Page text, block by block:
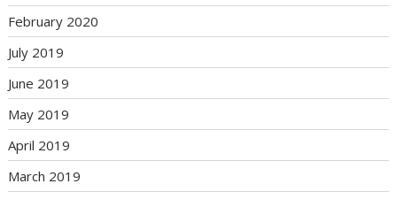
February 2020
July 2019
June 2019
May 2019
April 2019
March 2019